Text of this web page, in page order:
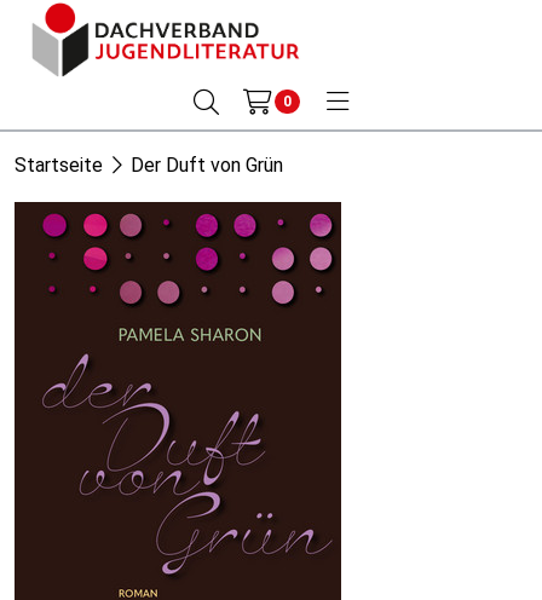
0
Startseite Der Duft von Grün